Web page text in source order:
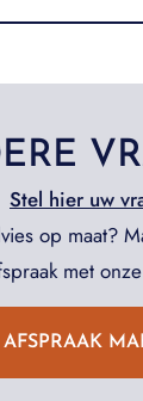
Stel hier uw
op maat?
met
AFSPRAAK